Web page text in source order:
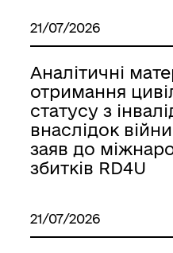
21/07/2026
Аналітичні
отримання
статусу з
внаслідок
заяв до
збитків RD4U
21/07/2026